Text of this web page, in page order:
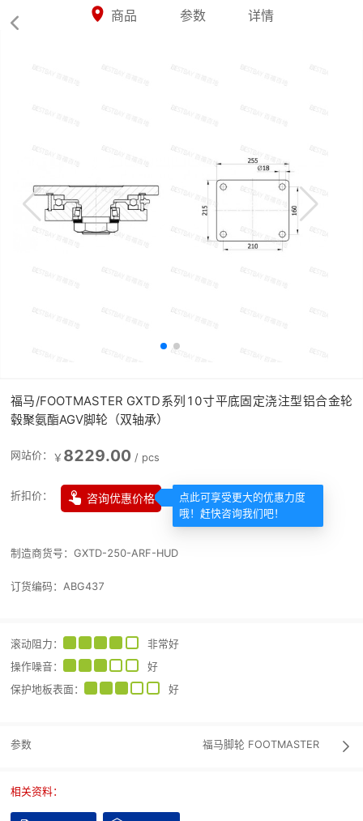

 商品 参数 详情
福马/FOOTMASTER GXTD系列10寸平底固定浇注型铝合金轮
毂聚氨酯AGV脚轮（双轴承）
网站价： ￥ 8229.00 / pcs
折扣价：  咨询优惠价格
点此可享受更大的优惠力度
哦！赶快咨询我们吧！
制造商货号： GXTD-250-ARF-HUD
订货编码： ABG437
滚动阻力 ：
非常好
操作噪音 ：
好
保护地板表面 ： 好
参数 福马脚轮 FOOTMASTER 
相关资料：